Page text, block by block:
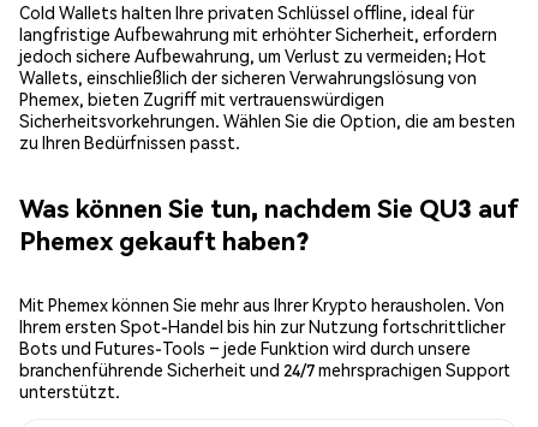
Cold Wallets halten Ihre privaten Schlüssel offline, ideal für
langfristige Aufbewahrung mit erhöhter Sicherheit, erfordern
jedoch sichere Aufbewahrung, um Verlust zu vermeiden; Hot
Wallets, einschließlich der sicheren Verwahrungslösung von
Phemex, bieten Zugriff mit vertrauenswürdigen
Sicherheitsvorkehrungen. Wählen Sie die Option, die am besten
zu Ihren Bedürfnissen passt.
Was können Sie tun, nachdem Sie QU3 auf
Phemex gekauft haben?
Mit Phemex können Sie mehr aus Ihrer Krypto herausholen. Von
Ihrem ersten Spot-Handel bis hin zur Nutzung fortschrittlicher
Bots und Futures-Tools – jede Funktion wird durch unsere
branchenführende Sicherheit und 24/7 mehrsprachigen Support
unterstützt.